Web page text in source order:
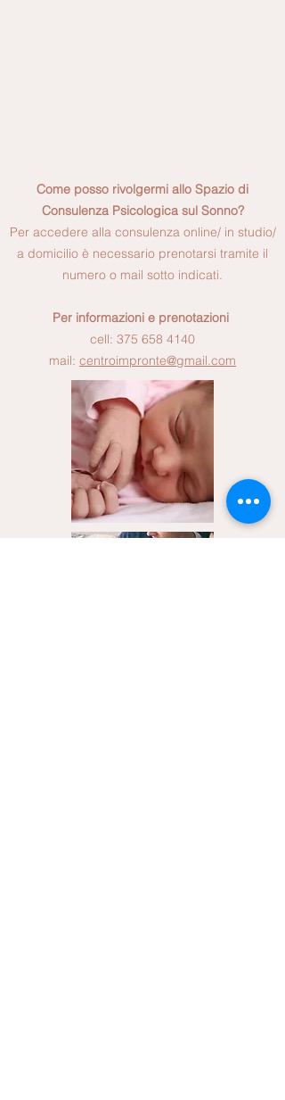
Come posso rivolgermi allo Spazio di
Consulenza Psicologica sul Sonno?
Per accedere alla consulenza online/ in studio/
a domicilio è necessario prenotarsi tramite il
numero o mail sotto indicati.
Per informazioni e prenotazioni
cell: 375 658 4140
mail: centroimpronte@gmail.com